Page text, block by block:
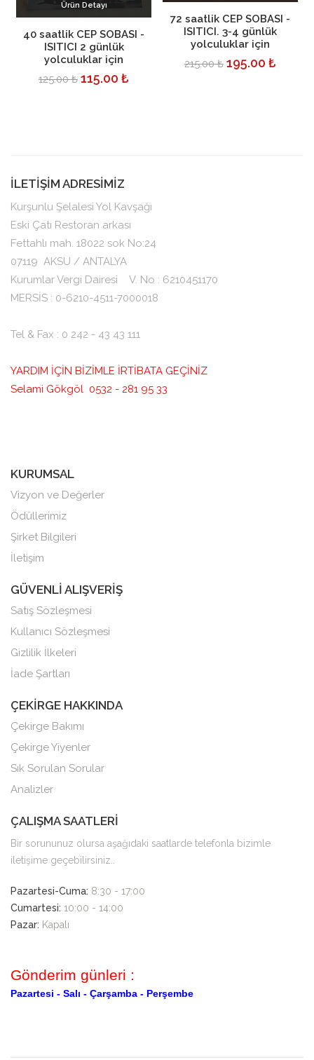
Ürün Detayı
Sepete Ekle
40 saatlik CEP SOBASI -
ISITICI 2 günlük
yolculuklar için
125.00 ₺ 115.00 ₺
Sepete Ekle
72 saatlik CEP SOBASI -
ISITICI. 3-4 günlük
yolculuklar için
215.00 ₺ 195.00 ₺
İLETİŞİM ADRESİMİZ
Kurşunlu Şelalesi Yol Kavşağı
Eski Çatı Restoran arkası
Fettahlı mah. 18022 sok No:24
07119 AKSU / ANTALYA
Kurumlar Vergi Dairesi V. No : 6210451170
MERSİS : 0-6210-4511-7000018
Tel & Fax : 0 242 - 43 43 111
YARDIM İÇİN BİZİMLE İRTİBATA GEÇİNİZ
Selami Gökgöl 0532 - 281 95 33
KURUMSAL
Vizyon ve Değerler
Ödüllerimiz
Şirket Bilgileri
İletişim
GÜVENLİ ALIŞVERİŞ
Satış Sözleşmesi
Kullanıcı Sözleşmesi
Gizlilik İlkeleri
İade Şartları
ÇEKİRGE HAKKINDA
Çekirge Bakımı
Çekirge Yiyenler
Sık Sorulan Sorular
Analizler
ÇALIŞMA SAATLERİ
Bir sorununuz olursa aşağıdaki saatlarde telefonla bizimle
iletişime geçebilirsiniz..
Pazartesi-Cuma: 8:30 - 17:00
Cumartesi: 10:00 - 14:00
Pazar: Kapalı
Gönderim günleri :
Pazartesi - Salı - Çarşamba - Perşembe